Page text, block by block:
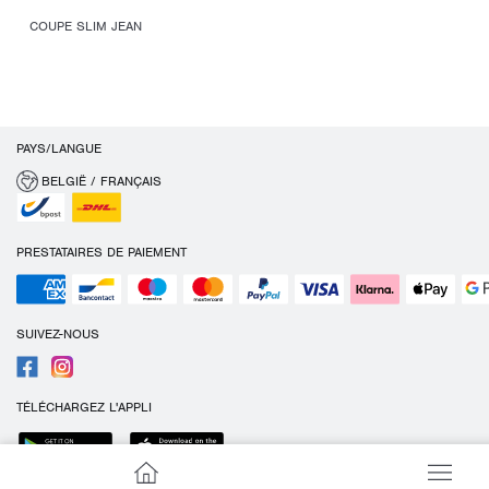
COUPE SLIM JEAN
PAYS/LANGUE
BELGIË / FRANÇAIS
PRESTATAIRES DE PAIEMENT
SUIVEZ-NOUS
TÉLÉCHARGEZ L'APPLI